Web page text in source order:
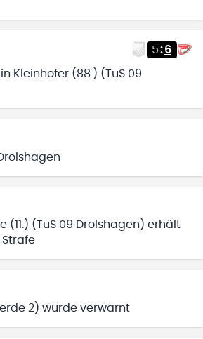
5:6
Kleinhofer (88.) (TuS 09
(11.) (TuS 09 Drolshagen) erhält
2) wurde verwarnt